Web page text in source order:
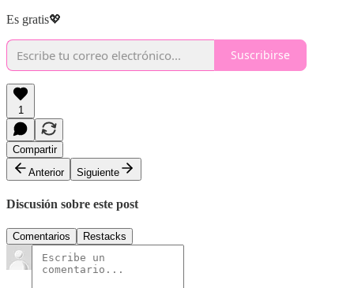
Es gratis💖
Suscribirse
1
Compartir
Anterior
Siguiente
Discusión sobre este post
Comentarios Restacks